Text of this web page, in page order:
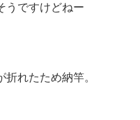
うですけどねー
れたため納竿。